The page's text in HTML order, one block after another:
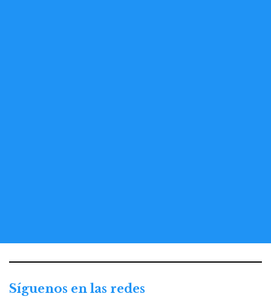
Síguenos en las redes